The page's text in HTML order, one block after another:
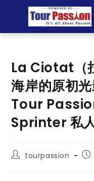
La Ciotat（
海岸的原初
Tour
Sprinter 私
tourpassion